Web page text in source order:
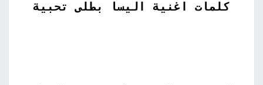
كلمات اغنية اليسا بطلى تحبية